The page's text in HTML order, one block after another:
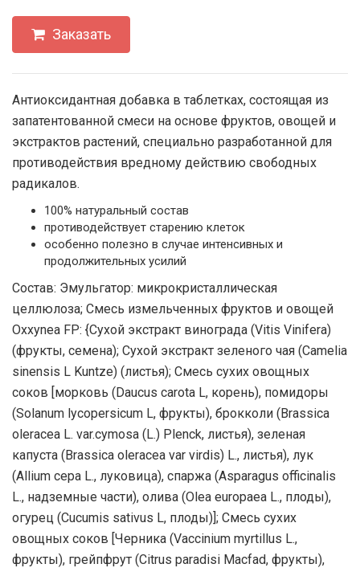
Заказать
Антиоксидантная добавка в таблетках, состоящая из
запатентованной смеси на основе фруктов, овощей и
экстрактов растений, специально разработанной для
противодействия вредному действию свободных
радикалов.
100% натуральный состав
противодействует старению клеток
особенно полезно в случае интенсивных и
продолжительных усилий
Состав: Эмульгатор: микрокристаллическая
целлюлоза; Смесь измельченных фруктов и овощей
Oxxynea FP: {Сухой экстракт винограда (Vitis Vinifera)
(фрукты, семена); Сухой экстракт зеленого чая (Camelia
sinensis L Kuntze) (листья); Смесь сухих овощных
соков [морковь (Daucus carota L, корень), помидоры
(Solanum lycopersicum L, фрукты), брокколи (Brassica
oleracea L. var.cymosa (L.) Plenck, листья), зеленая
капуста (Brassica oleracea var virdis) L., листья), лук
(Allium cepa L., луковица), спаржа (Asparagus officinalis
L., надземные части), олива (Olea europaea L., плоды),
огурец (Cucumis sativus L, плоды)]; Смесь сухих
овощных соков [Черника (Vaccinium myrtillus L.,
фрукты), грейпфрут (Citrus paradisi Macfad, фрукты),